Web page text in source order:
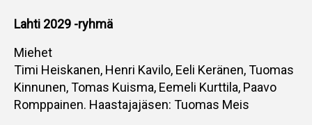
Lahti 2029 -ryhmä
Miehet
Timi Heiskanen, Henri Kavilo, Eeli Keränen, Tuomas
Kinnunen, Tomas Kuisma, Eemeli Kurttila, Paavo
Romppainen. Haastajajäsen: Tuomas Meis